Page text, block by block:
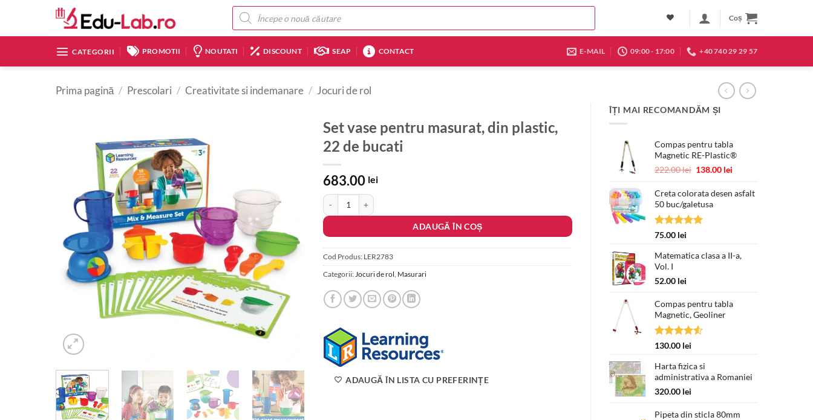
content
Products
search
Coș
CATEGORII PROMOTII NOUTATI DISCOUNT SEAP CONTACT E-MAIL 09:00 - 17:00 +40 740 29 29 57
Prima pagină / Prescolari / Creativitate si indemanare / Jocuri de rol
ÎȚI MAI RECOMANDĂM ȘI
Compas pentru tabla
Magnetic RE-Plastic®
222.00lei Prețul
a
fost:
222.00 lei.
138.00 lei
este:
Creta colorata desen asfalt
50 buc/galetusa
Evaluat la
75.00 lei
Matematica clasa a II-a,
Vol. I
52.00 lei
Compas pentru tabla
Magnetic, Geoliner
Evaluat la
130.00 lei
Harta fizica si
administrativa a Romaniei
320.00 lei
Pipeta din sticla 80mm
Set vase pentru masurat, din plastic,
22 de bucati
683.00 lei
Cantitate Set vase pentru masurat, din plastic, 22 de bucati
ADAUGĂ ÎN COȘ
Cod Produs: LER2783
Categorii: Jocuri de rol Masurari
ADAUGĂ ÎN LISTA CU PREFERINȚE